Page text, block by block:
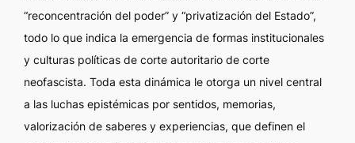
“reconcentración del poder” y “privatización del Estado”,
todo lo que indica la emergencia de formas institucionales
y culturas políticas de corte autoritario de corte
neofascista. Toda esta dinámica le otorga un nivel central
a las luchas epistémicas por sentidos, memorias,
valorización de saberes y experiencias, que definen el